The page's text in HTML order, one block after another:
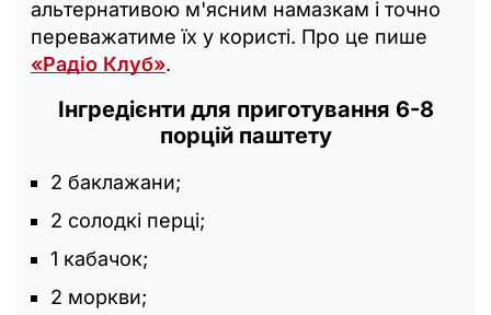
альтернативою м'ясним намазкам і точно
переважатиме їх у користі. Про це пише
«Радіо Клуб».
Інгредієнти для приготування 6-8
порцій паштету
2 баклажани;
2 солодкі перці;
1 кабачок;
2 моркви;